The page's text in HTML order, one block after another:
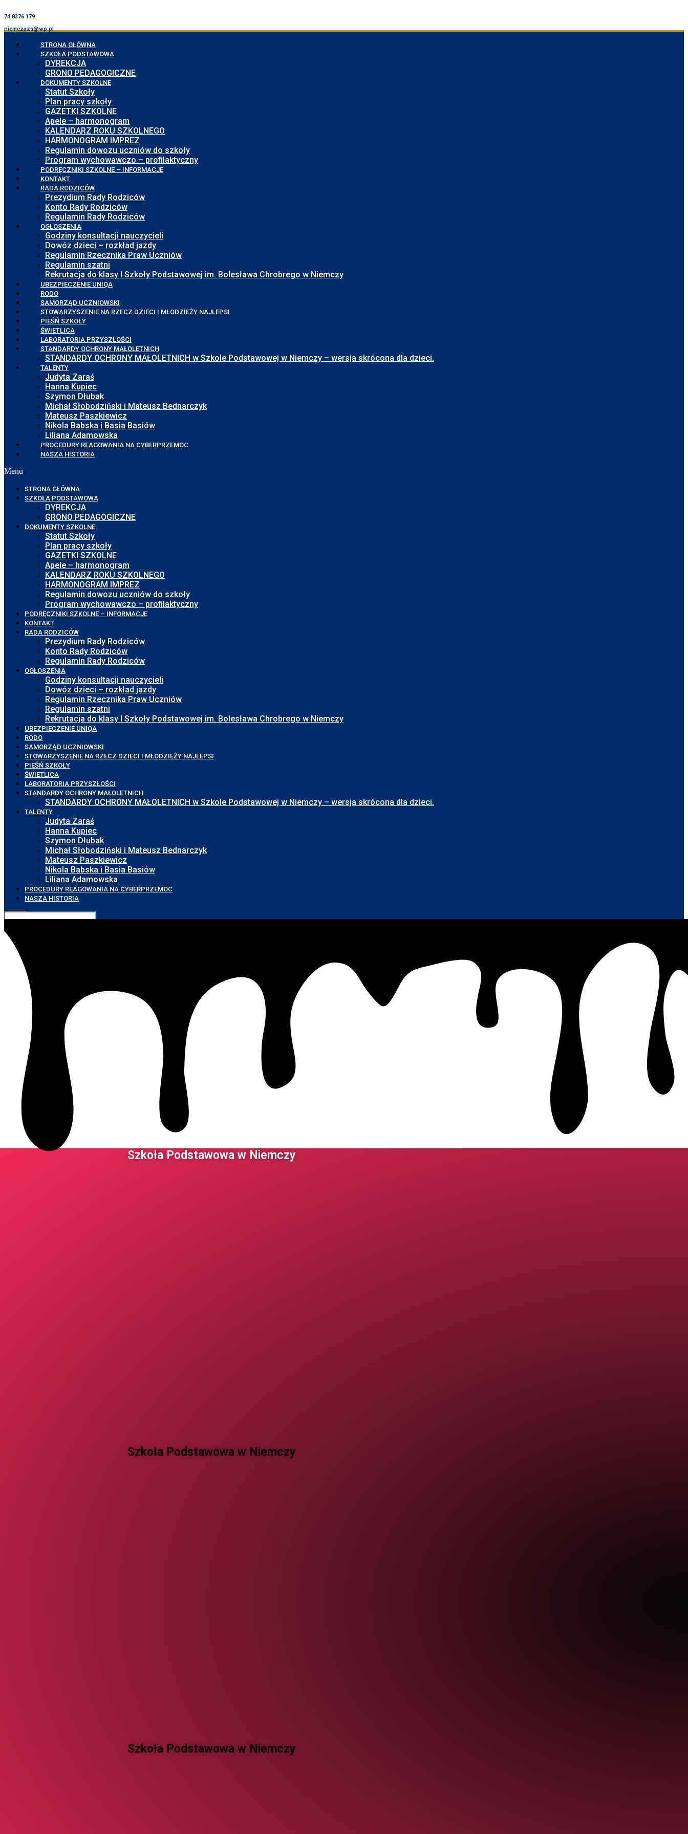
74 8376 179
niemczazs@wp.pl
STRONA GŁÓWNA
SZKOŁA PODSTAWOWA
DYREKCJA
GRONO PEDAGOGICZNE
DOKUMENTY SZKOLNE
Statut Szkoły
Plan pracy szkoły
GAZETKI SZKOLNE
Apele – harmonogram
KALENDARZ ROKU SZKOLNEGO
HARMONOGRAM IMPREZ
Regulamin dowozu uczniów do szkoły
Program wychowawczo – profilaktyczny
PODRĘCZNIKI SZKOLNE – INFORMACJE
KONTAKT
RADA RODZICÓW
Prezydium Rady Rodziców
Konto Rady Rodziców
Regulamin Rady Rodziców
OGŁOSZENIA
Godziny konsultacji nauczycieli
Dowóz dzieci – rozkład jazdy
Regulamin Rzecznika Praw Uczniów
Regulamin szatni
Rekrutacja do klasy I Szkoły Podstawowej im. Bolesława Chrobrego w Niemczy
UBEZPIECZENIE UNIQA
RODO
SAMORZĄD UCZNIOWSKI
STOWARZYSZENIE NA RZECZ DZIECI I MŁODZIEŻY NAJLEPSI
PIEŚŃ SZKOŁY
ŚWIETLICA
LABORATORIA PRZYSZŁOŚCI
STANDARDY OCHRONY MAŁOLETNICH
STANDARDY OCHRONY MAŁOLETNICH w Szkole Podstawowej w Niemczy – wersja skrócona dla dzieci.
TALENTY
Judyta Zaraś
Hanna Kupiec
Szymon Dłubak
Michał Słobodziński i Mateusz Bednarczyk
Mateusz Paszkiewicz
Nikola Babska i Basia Basiów
Liliana Adamowska
PROCEDURY REAGOWANIA NA CYBERPRZEMOC
NASZA HISTORIA
Menu
STRONA GŁÓWNA
SZKOŁA PODSTAWOWA
DYREKCJA
GRONO PEDAGOGICZNE
DOKUMENTY SZKOLNE
Statut Szkoły
Plan pracy szkoły
GAZETKI SZKOLNE
Apele – harmonogram
KALENDARZ ROKU SZKOLNEGO
HARMONOGRAM IMPREZ
Regulamin dowozu uczniów do szkoły
Program wychowawczo – profilaktyczny
PODRĘCZNIKI SZKOLNE – INFORMACJE
KONTAKT
RADA RODZICÓW
Prezydium Rady Rodziców
Konto Rady Rodziców
Regulamin Rady Rodziców
OGŁOSZENIA
Godziny konsultacji nauczycieli
Dowóz dzieci – rozkład jazdy
Regulamin Rzecznika Praw Uczniów
Regulamin szatni
Rekrutacja do klasy I Szkoły Podstawowej im. Bolesława Chrobrego w Niemczy
UBEZPIECZENIE UNIQA
RODO
SAMORZĄD UCZNIOWSKI
STOWARZYSZENIE NA RZECZ DZIECI I MŁODZIEŻY NAJLEPSI
PIEŚŃ SZKOŁY
ŚWIETLICA
LABORATORIA PRZYSZŁOŚCI
STANDARDY OCHRONY MAŁOLETNICH
STANDARDY OCHRONY MAŁOLETNICH w Szkole Podstawowej w Niemczy – wersja skrócona dla dzieci.
TALENTY
Judyta Zaraś
Hanna Kupiec
Szymon Dłubak
Michał Słobodziński i Mateusz Bednarczyk
Mateusz Paszkiewicz
Nikola Babska i Basia Basiów
Liliana Adamowska
PROCEDURY REAGOWANIA NA CYBERPRZEMOC
NASZA HISTORIA
Szkoła Podstawowa w Niemczy ​
Szkoła Podstawowa w Niemczy ​
Szkoła Podstawowa w Niemczy ​